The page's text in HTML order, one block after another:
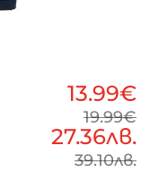
13.99€
19.99€
27.36лв.
39.10лв.